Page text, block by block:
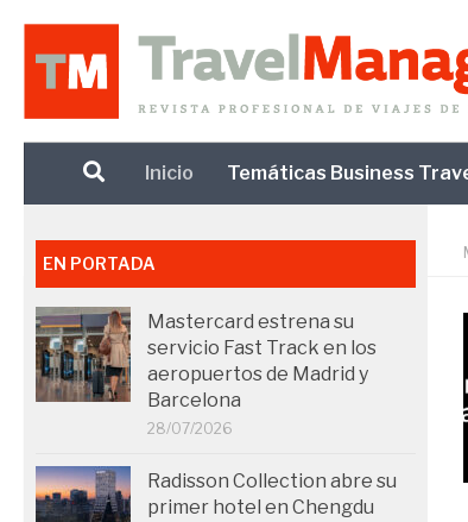
Debajo del contenido
Inicio Temáticas Business
EN PORTADA
Mastercard estrena su
servicio Fast Track en los
aeropuertos de Madrid y
Barcelona
28/07/2026
Radisson Collection abre su
primer hotel en Chengdu